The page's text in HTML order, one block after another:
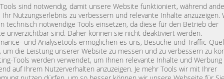
sind notwendig, damit unsere Website funktioniert, während
Ihr Nutzungserlebnis zu verbessern und relevante Inhalte anzuzeigen.
technisch notwendige Tools einsetzen, da diese für den Betrieb der
unverzichtbar sind. Daher können sie nicht deaktiviert werden.
und Analysetools ermöglichen es uns, Besuche und Traffic-
um die Leistung unserer Website zu messen und zu verbessern zu
Tools werden verwendet, um Ihnen relevante Inhalte und Werbung
auf Ihrem Nutzerverhalten anzuzeigen. Je mehr Tools wir mit Ihrer
RAM Typ: PC3-
Bauform: DDR3-
Kapazität: 4 GB
Rank / Timings: 2Rx4 /
Low Voltage: N
Specs: 4GB